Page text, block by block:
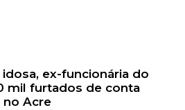
ex-funcionária do
mil furtados de conta
no Acre